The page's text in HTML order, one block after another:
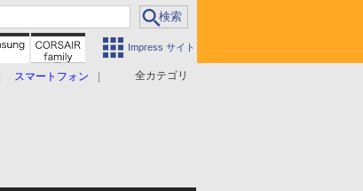
Impress サイト
全カテゴリ
スマートフォン